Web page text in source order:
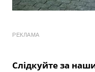
РЕКЛАМА
Слідкуйте за